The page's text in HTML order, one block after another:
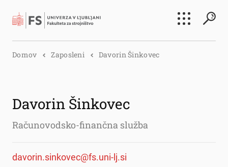
Išči
Domov Zaposleni Davorin Šinkovec
Davorin Šinkovec
Računovodsko-finančna služba
davorin.sinkovec@fs.uni-lj.si